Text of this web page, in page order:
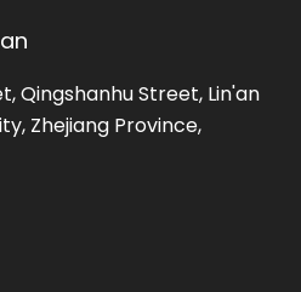
Qingshanhu Street, Lin'an
Zhejiang Province,